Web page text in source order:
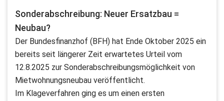
Sonderabschreibung: Neuer Ersatzbau =
Neubau?
Der Bundesfinanzhof (BFH) hat Ende Oktober 2025 ein
bereits seit längerer Zeit erwartetes Urteil vom
12.8.2025 zur Sonderabschreibungsmöglichkeit von
Mietwohnungsneubau veröffentlicht.
Im Klageverfahren ging es um einen ersten